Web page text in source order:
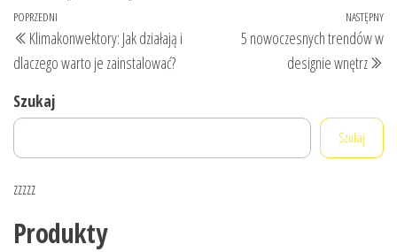
Nawigacja
wpisu
Poprzedni
wpis
POPRZEDNI
Klimakonwektory: Jak działają i
dlaczego warto je zainstalować?
NASTĘPNY
5 nowoczesnych trendów w
designie wnętrz
Szukaj
Szukaj
zzzzz
Produkty